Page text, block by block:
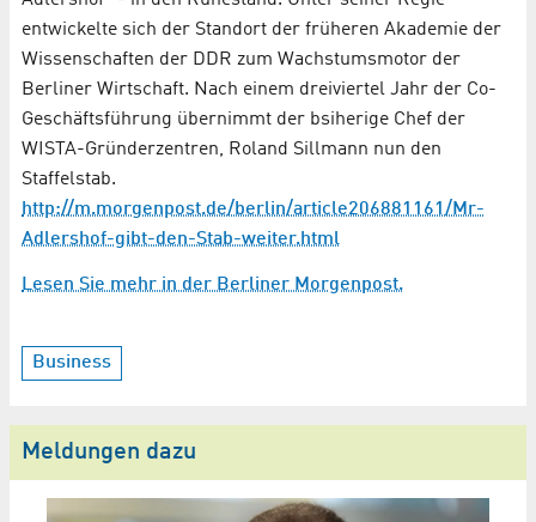
entwickelte sich der Standort der früheren Akademie der
Wissenschaften der DDR zum Wachstumsmotor der
Berliner Wirtschaft. Nach einem dreiviertel Jahr der Co-
Geschäftsführung übernimmt der bsiherige Chef der
WISTA-Gründerzentren, Roland Sillmann nun den
Staffelstab.
http://m.morgenpost.de/berlin/article206881161/Mr-
Adlershof-gibt-den-Stab-weiter.html
Lesen Sie mehr in der Berliner Morgenpost.
Business
Meldungen dazu